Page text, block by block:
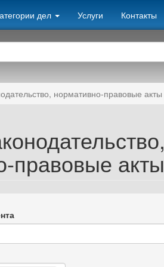
дел Услуги Контакты
нормативно-правовые акты
правовые акты